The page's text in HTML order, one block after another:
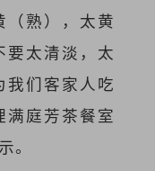
（熟），太黄
要太清淡，太
我们客家人吃
庭芳茶餐室
。